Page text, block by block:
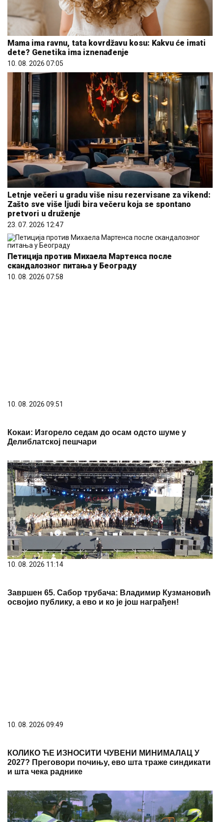
Mama ima ravnu, tata kovrdžavu kosu: Kakvu će imati
dete? Genetika ima iznenađenje
10. 08. 2026 07:05
Letnje večeri u gradu više nisu rezervisane za vikend:
Zašto sve više ljudi bira večeru koja se spontano
pretvori u druženje
23. 07. 2026 12:47
Петиција против Михаела Мартенса после
скандалозног питања у Београду
10. 08. 2026 07:58
10. 08. 2026 09:51
Кокаи: Изгорело седам до осам одсто шуме у
Делиблатској пешчари
10. 08. 2026 11:14
Завршен 65. Сабор трубача: Владимир Кузмановић
освојио публику, а ево и ко је још награђен!
10. 08. 2026 09:49
КОЛИКО ЋЕ ИЗНОСИТИ ЧУВЕНИ МИНИМАЛАЦ У
2027? Преговори почињу, ево шта траже синдикати
и шта чека раднике